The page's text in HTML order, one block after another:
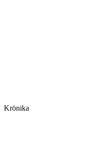
Krönika